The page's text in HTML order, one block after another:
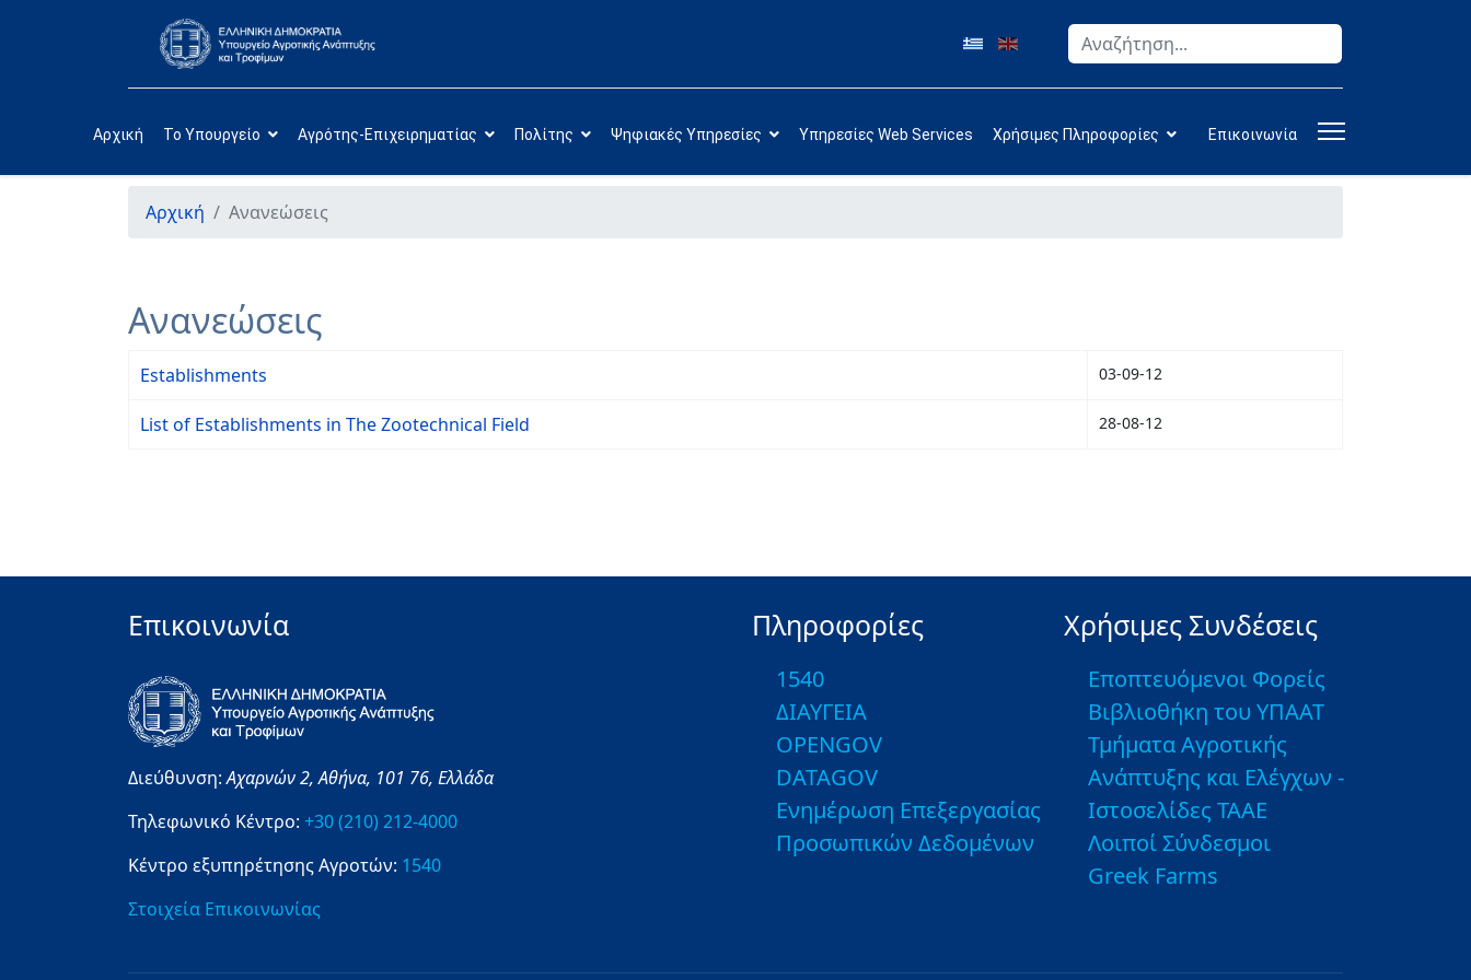
Αναζήτηση
Αρχική Το Υπουργείο Αγρότης-Επιχειρηματίας Πολίτης Ψηφιακές Υπηρεσίες Υπηρεσίες Web Services Χρήσιμες Πληροφορίες Επικοινωνία
Αρχική Ανανεώσεις
Ανανεώσεις
Establishments 03-09-12
List of Establishments in The Zootechnical Field 28-08-12
Επικοινωνία
Διεύθυνση:Αχαρνών 2,Αθήνα, 101 76, Ελλάδα
Τηλεφωνικό Κέντρο: +30 (210) 212-4000
Κέντρο εξυπηρέτησης Αγροτών: 1540
Στοιχεία Επικοινωνίας
Πληροφορίες
1540
ΔΙΑΥΓΕΙΑ
OPENGOV
DATAGOV
Ενημέρωση Επεξεργασίας
Προσωπικών Δεδομένων
Χρήσιμες Συνδέσεις
Εποπτευόμενοι Φορείς
Βιβλιοθήκη του ΥΠΑΑΤ
Τμήματα Αγροτικής
Ανάπτυξης και Ελέγχων -
Ιστοσελίδες ΤΑΑΕ
Λοιποί Σύνδεσμοι
Greek Farms